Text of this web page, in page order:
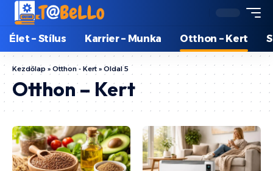
Élet – Stílus Karrier – Munka Otthon – Kert
Kezdőlap » Otthon - Kert » Oldal 5
Otthon – Kert